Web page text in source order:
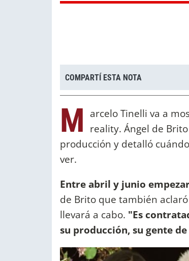
COMPARTÍ ESTA NOTA
M arcelo Tinelli va a
reality. Ángel de
producción y detalló
ver.
Entre abril y junio
de Brito que también
llevará a cabo. "Es
su producción, su gente